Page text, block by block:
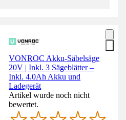
VONROC Akku-Säbelsäge
20V | Inkl. 3 Sägeblätter –
Inkl. 4.0Ah Akku und
Ladegerät
Artikel wurde noch nicht
bewertet.